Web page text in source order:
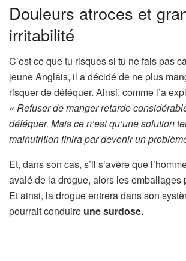
Douleurs atroces et
irritabilité
C’est ce que tu risques si tu ne fais pas
jeune Anglais, il a décidé de ne plus
risquer de déféquer. Ainsi, comme l’a
« Refuser de manger retarde
déféquer. Mais ce n’est qu’une solution
malnutrition finira par devenir un
Et, dans son cas, s’il s’avère que
avalé de la drogue, alors les emballages
Et ainsi, la drogue entrera dans son
pourrait conduire une surdose.